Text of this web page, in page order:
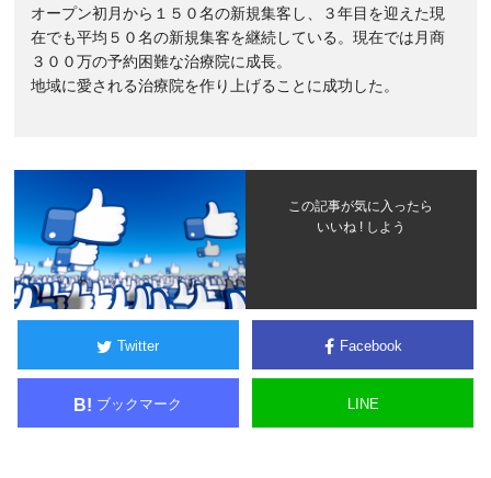
オープン初月から１５０名の新規集客し、３年目を迎えた現
在でも平均５０名の新規集客を継続している。現在では月商
３００万の予約困難な治療院に成長。
地域に愛される治療院を作り上げることに成功した。
この記事が気に入ったら
いいね ! しよう
Twitter Facebook
B! ブックマーク LINE